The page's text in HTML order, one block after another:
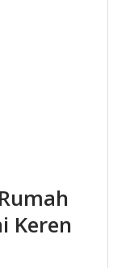
Keren